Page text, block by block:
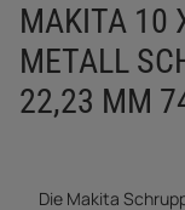
MAKITA 10
METALL
22,23 MM
Die Makita